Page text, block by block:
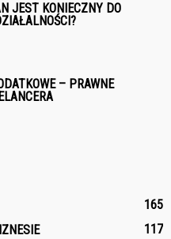
JEST KONIECZNY DO
– PRAWNE
165
117